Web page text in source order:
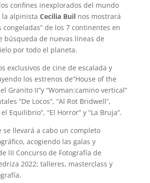
confines inexplorados del mundo
alpinista Cecilia Builnos mostrará
congeladas” de los 7 continentes en
búsqueda de nuevas líneas de
por todo el planeta.
exclusivos de cine de escalada y
los estrenos de“House of the
Granito II”y “Woman:camino vertical”
“De Locos”, “Al Rot Bridwell”,
Equilibrio”, “El Horror” y “La Bruja”.
se llevará a cabo un completo
acogiendo las galas y
lII Concurso de Fotografía de
2022; talleres, masterclass y